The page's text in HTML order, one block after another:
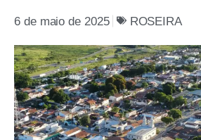
6 de maio de 2025 ROSEIRA